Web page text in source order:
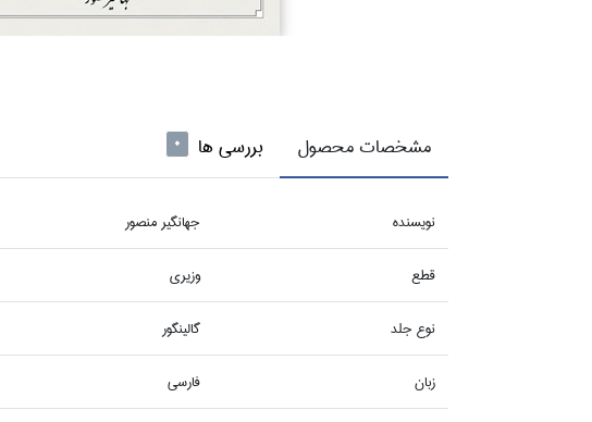
مشخصات محصول بررسی ها 0
نويسنده جهانگير منصور
قطع وزيري
نوع جلد گالينگور
زبان فارسي